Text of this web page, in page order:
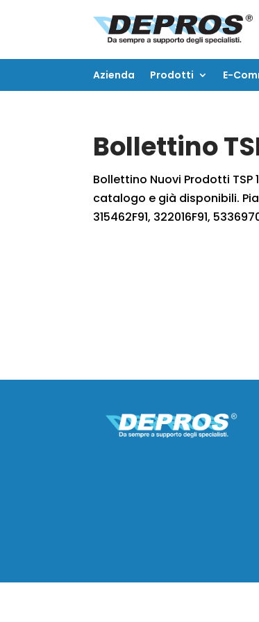
Azienda Prodotti E-
Azienda Prodotti E-
Bollettino
Bollettino Nuovi Prodotti
catalogo e già disponibili.
315462F91, 322016F91,